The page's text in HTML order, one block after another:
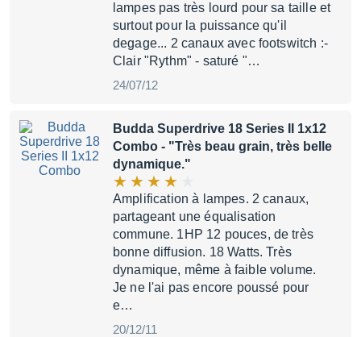
lampes pas très lourd pour sa taille et
surtout pour la puissance qu'il
degage... 2 canaux avec footswitch :-
Clair "Rythm" - saturé "…
24/07/12
Budda Superdrive 18 Series II 1x12
Combo - "Très beau grain, très belle
dynamique."
Amplification à lampes. 2 canaux,
partageant une équalisation
commune. 1HP 12 pouces, de très
bonne diffusion. 18 Watts. Très
dynamique, même à faible volume.
Je ne l'ai pas encore poussé pour
e…
20/12/11